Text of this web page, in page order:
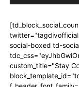
social-boxed td-
custom_title="Stay